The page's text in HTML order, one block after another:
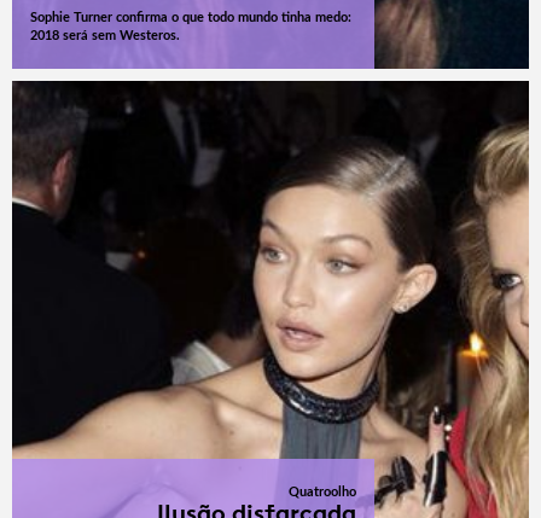
Sophie Turner confirma o que todo mundo tinha medo:
2018 será sem Westeros.
Quatroolho